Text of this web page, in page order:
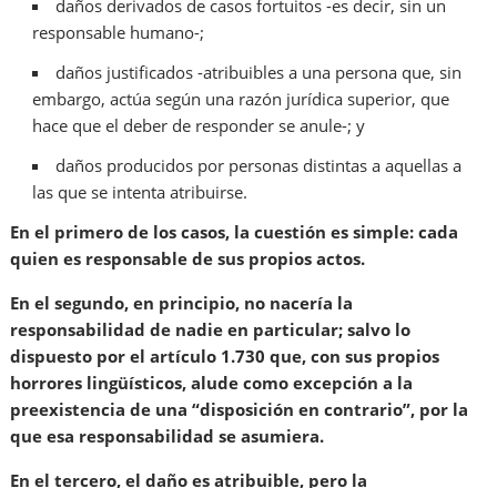
daños derivados de casos fortuitos -es decir, sin un
responsable humano-;
daños justificados -atribuibles a una persona que, sin
embargo, actúa según una razón jurídica superior, que
hace que el deber de responder se anule-; y
daños producidos por personas distintas a aquellas a
las que se intenta atribuirse.
En el primero de los casos, la cuestión es simple: cada
quien es responsable de sus propios actos.
En el segundo, en principio, no nacería la
responsabilidad de nadie en particular; salvo lo
dispuesto por el artículo 1.730 que, con sus propios
horrores lingüísticos, alude como excepción a la
preexistencia de una “disposición en contrario”, por la
que esa responsabilidad se asumiera.
En el tercero, el daño es atribuible, pero la